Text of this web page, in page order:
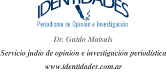
Dr. Guido Maisuls
Servicio judío de opinión e investigación periodística
www.identidades.com.ar